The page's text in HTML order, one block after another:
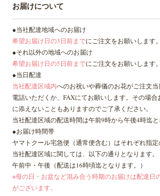
お届けについて
●当社配達地域へのお届け
希望お届け日の3日前までにご注文をお願いします。
●それ以外の地域へのお届け
希望お届け日の5日前までにご注文をお願いします。
●当日配達
当社配達区域内へのお祝いや葬儀のお花がご注文
電話いただくか、FAXにてお願いします。その場
に添えないこともありますのでご了承ください。
当社配達区域の配送時間は午前9時から午後4時迄と
●お届け時間帯
ヤマトクール宅急便（通常便含む）はそれぞれ指定
当社配達区域に関しては、以下の通りとなります。
午前中・午後（配送は16時頃迄となります。）
※母の日・お盆など混み合う時期のお届けは配達日
がございます。